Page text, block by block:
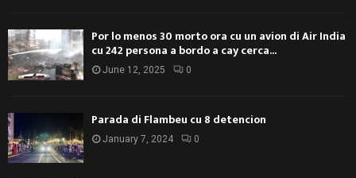
Por lo menos 30 morto ora cu un avion di Air India
cu 242 persona a bordo a cay cerca...
June 12, 2025 0
Parada di Flambeu cu 8 detencion
January 7, 2024 0